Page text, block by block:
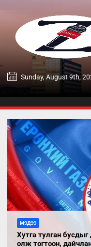
content
Sunday, August 9th,
МЭДЭЭ
Хутга тулган
олж тогтоон,